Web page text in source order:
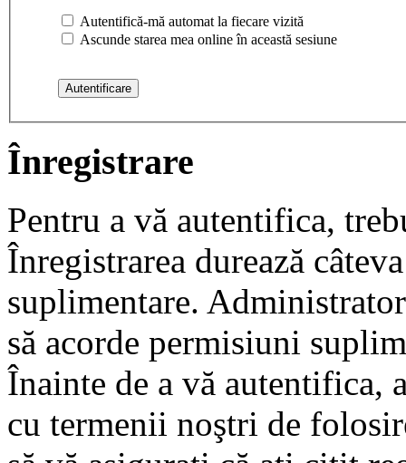
Autentifică-mă automat la fiecare vizită
Ascunde starea mea online în această sesiune
Înregistrare
Pentru a vă autentifica,
Înregistrarea durează
suplimentare.
să acorde permisiuni
Înainte de a vă autentifica,
cu termenii noştri de